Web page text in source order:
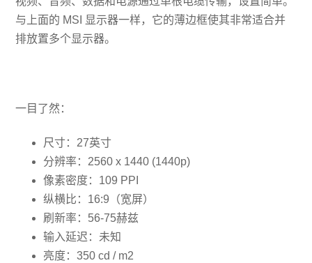
与上面的 MSI 显示器一样，​​它的薄边框使其非常适合并
排放置多个显示器。
一目了然：
尺寸：27英寸
分辨率：2560 x 1440 (1440p)
像素密度：109 PPI
纵横比：16:9（宽屏）
刷新率：56-75赫兹
输入延迟：未知
亮度：350 cd / m2